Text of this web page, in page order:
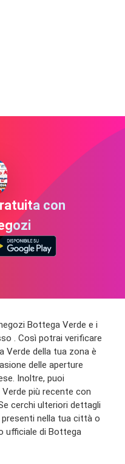
con
Bottega Verde e i
. Così potrai verificare
Verde della tua zona è
delle aperture
Inoltre, puoi
più recente con
cerchi ulteriori dettagli
nella tua città o
ufficiale di Bottega